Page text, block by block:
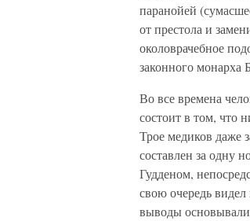
паранойей
от престола и
околоврачебное
законного монарха
Во все времена
состоит в том, что
Трое медиков даже
составлен за одну
Гудденом,
свою очередь
выводы